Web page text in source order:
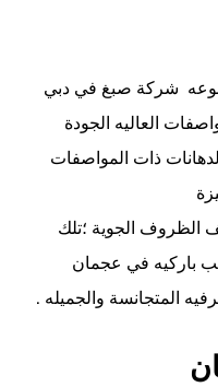
شركة صبغ في دبي
العاليه الجودة
ذات المواصفات
الظروف الجوية ؛تلك
باركيه في عجمان
المتجانسة والجميله .